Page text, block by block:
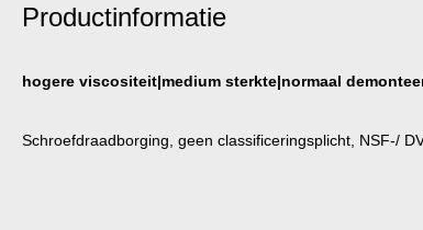
Productinformatie
hogere viscositeit|medium sterkte|normaal
Schroefdraadborging, geen classificeringsplicht, NSF-/